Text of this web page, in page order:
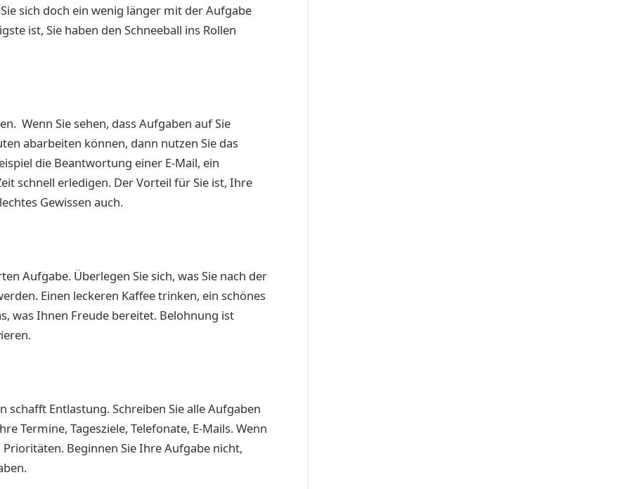
sich doch ein wenig länger mit der Aufgabe
ist, Sie haben den Schneeball ins Rollen
Wenn Sie sehen, dass Aufgaben auf Sie
abarbeiten können, dann nutzen Sie das
die Beantwortung einer E-Mail, ein
schnell erledigen. Der Vorteil für Sie ist, Ihre
Gewissen auch.
Aufgabe. Überlegen Sie sich, was Sie nach der
Einen leckeren Kaffee trinken, ein schönes
was Ihnen Freude bereitet. Belohnung ist
schafft Entlastung. Schreiben Sie alle Aufgaben
Termine, Tagesziele, Telefonate, E-Mails. Wenn
Beginnen Sie Ihre Aufgabe nicht,